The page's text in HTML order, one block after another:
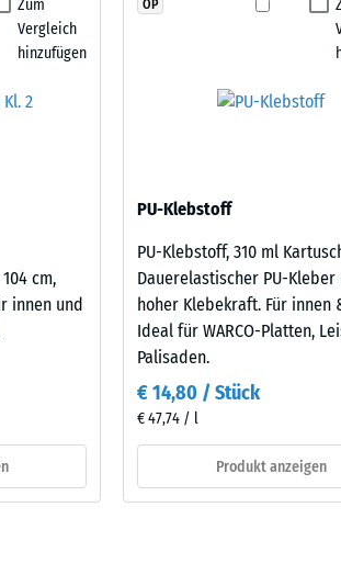
gegen abrasiven Verschleiß - Skalenwert 2 = "gut"
- Skalenwert 4 = Infiltration ca. 600 mm/h (600 l/
Skalenwert 4 = mittlerer Akzeptanzwinkel ca. 16°,
Produkt
Produktvergleich
Zum
Vergleich
hinzufügen
cm,
innen und
OP
PU-Klebstoff
PU-Klebstoff, 310 ml
Dauerelastischer PU-Kleber
hoher Klebekraft. Für innen
Ideal für WARCO-Platten,
Palisaden.
€ 14,80 / Stück
€ 47,74 / l
Produkt anzeigen